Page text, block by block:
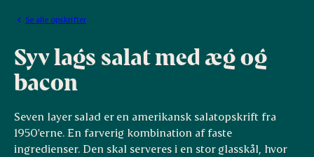
Se alle opskrifter
Syv lags salat med æg og
bacon
Seven layer salad er en amerikansk salatopskrift fra
1950'erne. En farverig kombination af faste
ingredienser. Den skal serveres i en stor glasskål, hvor